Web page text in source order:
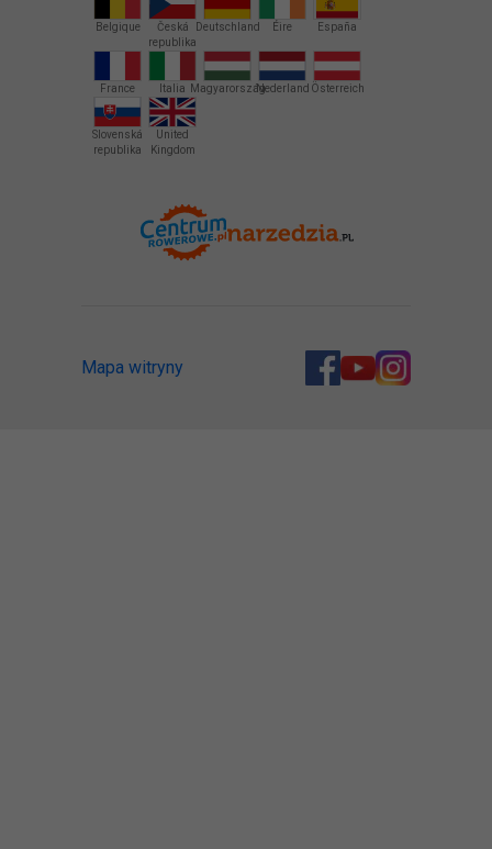
Belgique
Česká
republika
Deutschland Éire España
France Italia MagyarországNederland Österreich
Slovenská
republika
United
Kingdom
Mapa witryny